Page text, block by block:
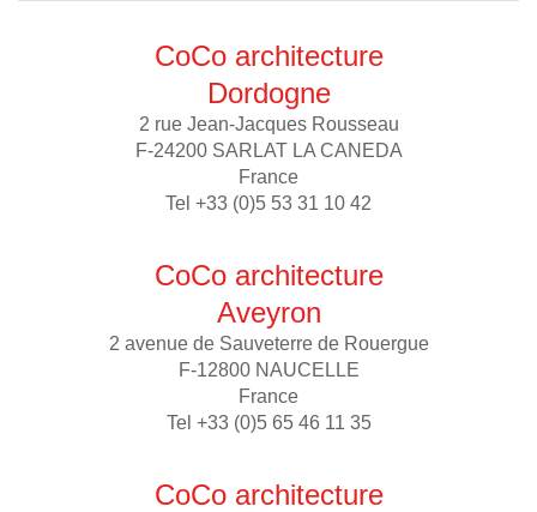
CoCo architecture
Dordogne
2 rue Jean-Jacques Rousseau
F-24200 SARLAT LA CANEDA
France
Tel +33 (0)5 53 31 10 42
CoCo architecture
Aveyron
2 avenue de Sauveterre de Rouergue
F-12800 NAUCELLE
France
Tel +33 (0)5 65 46 11 35
CoCo architecture